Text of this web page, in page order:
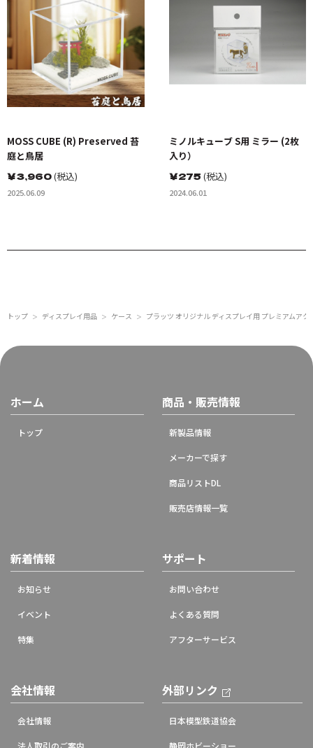
MOSS CUBE (R) Preserved 苔
庭と鳥居
￥3,960(税込)
2025.06.09
ミノルキューブ S用 ミラー (2枚
入り）
￥275 (税込)
2024.06.01
トップ ＞ ディスプレイ用品 ＞ ケース ＞ プラッツ オリジナル ディスプレイ用 プレミアムア
ホーム
トップ
商品・販売情報
新製品情報
メーカーで探す
商品リストDL
販売店情報一覧
新着情報
お知らせ
イベント
特集
サポート
お問い合わせ
よくある質問
アフターサービス
会社情報
会社情報
法人取引のご案内
外部リンク
日本模型鉄道協会
静岡ホビーショー